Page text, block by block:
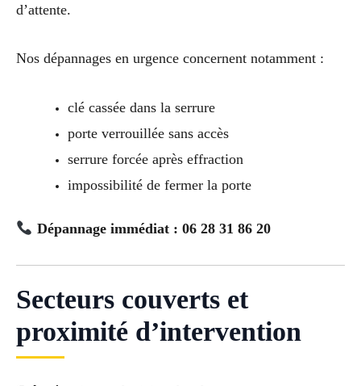
d’attente.
Nos dépannages en urgence concernent notamment :
clé cassée dans la serrure
porte verrouillée sans accès
serrure forcée après effraction
impossibilité de fermer la porte
Dépannage immédiat : 06 28 31 86 20
Secteurs couverts et
proximité d’intervention